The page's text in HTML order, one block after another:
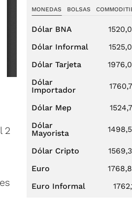
2
MONEDAS BOLSAS
Dólar BNA
Dólar Informal
Dólar Tarjeta
Dólar
Importador
Dólar Mep
Dólar
Mayorista
Dólar Cripto
Euro
Euro Informal